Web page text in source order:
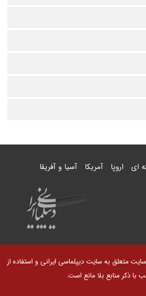
ای اروپا آمریکا آسیا و آفریقا
متعلق به سایت دیپلماسی ایرانی و استفاده از
با ذکر منابع بلا مانع است.